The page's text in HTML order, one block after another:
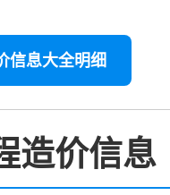
信息大全明细
造价信息